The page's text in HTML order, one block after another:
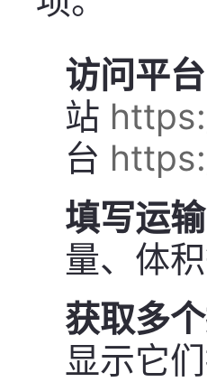
访问平
站
台
填写运
量、体积
获取多
显示它